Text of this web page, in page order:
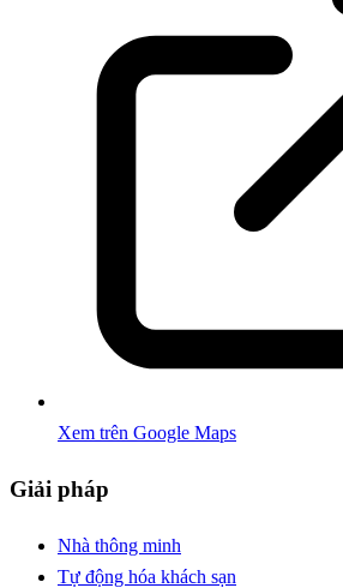
Xem trên Google Maps
Giải pháp
Nhà thông minh
Tự động hóa khách sạn